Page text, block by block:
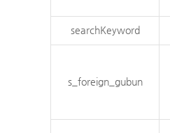
searchKeyword
s_foreign_gubun